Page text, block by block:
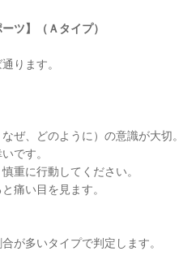
ツ】（Ａタイプ）
ります。
ぜ、どのように）の意識が大切。
です。
重に行動してください。
痛い目を見ます。
が多いタイプで判定します。